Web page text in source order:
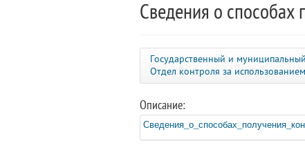
Сведения о способах
Государственный и
Отдел контроля за
Описание: